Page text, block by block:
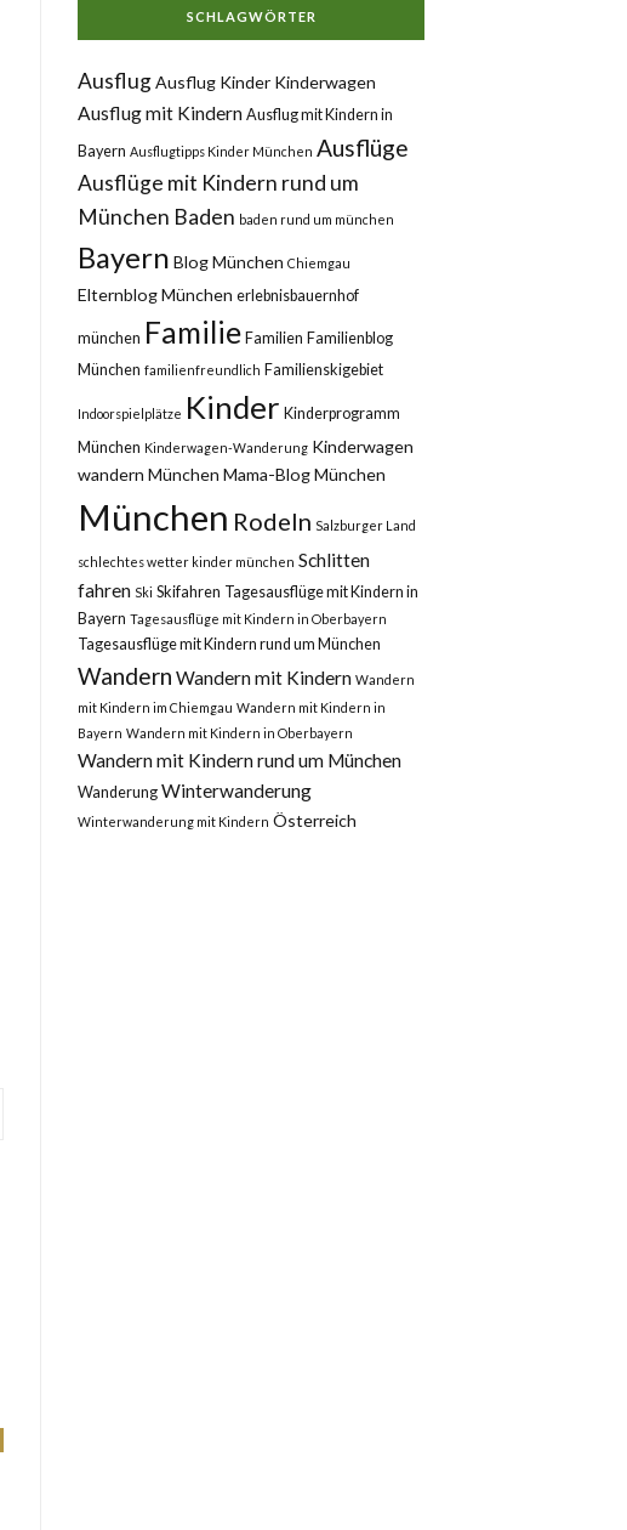
SCHLAGWÖRTER
AusflugAusflug Kinder Kinderwagen
Ausflug mit Kindern Ausflug mit Kindern in
Bayern Ausflugtipps Kinder München Ausflüge
Ausflüge mit Kindern rund um
München Baden baden rund um münchen
Bayern Blog München Chiemgau
Elternblog München erlebnisbauernhof
münchen Familie Familien Familienblog
München familienfreundlich Familienskigebiet
Indoorspielplätze Kinder Kinderprogramm
München Kinderwagen-Wanderung Kinderwagen
wandern München Mama-Blog München
München Rodeln Salzburger Land
schlechtes wetter kinder münchen Schlitten
fahren Ski Skifahren Tagesausflüge mit Kindern in
Bayern Tagesausflüge mit Kindern in Oberbayern
Tagesausflüge mit Kindern rund um München
Wandern Wandern mit Kindern Wandern
mit Kindern im Chiemgau Wandern mit Kindern in
Bayern Wandern mit Kindern in Oberbayern
Wandern mit Kindern rund um München
Wanderung Winterwanderung
Winterwanderung mit Kindern Österreich